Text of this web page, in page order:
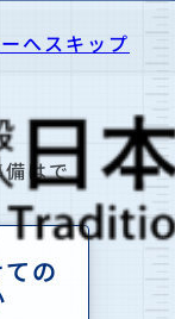
へスキップ
備はで
の